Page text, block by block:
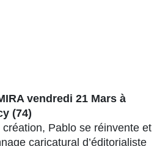
vendredi 21 Mars à
(74)
Pablo se réinvente et
caricatural d’éditorialiste